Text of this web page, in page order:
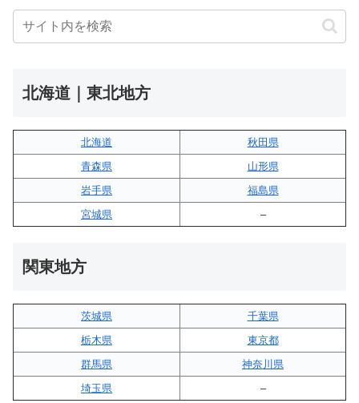
北海道｜東北地方
北海道
秋田県
青森県
山形県
岩手県
福島県
宮城県
–
関東地方
茨城県
千葉県
栃木県
東京都
群馬県
神奈川県
埼玉県
–